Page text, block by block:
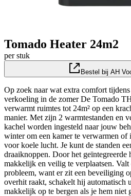
Tomado Heater 24m2
per stuk
Bestel bij AH
Op zoek naar wat extra comfort
verkoeling in de zomer De Tomado
verwarmt ruimtes tot 24m² op een
manier. Met zijn 2 warmtestanden en
kachel worden ingesteld naar jouw
winter om een kamer te verwarmen of
voor koele lucht. Je kunt de standen
draaiknoppen. Door het geïntegreerde
makkelijk en veilig te verplaatsen. Valt
probleem, want er zit een beveiliging
overhit raakt, schakelt hij automatisch
makkelijk op te bergen als je hem niet